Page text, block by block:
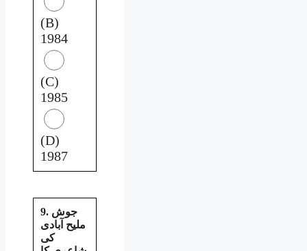
(B)
1984
(C)
1985
(D)
1987
9. جوش
ملیح آبادی
کی